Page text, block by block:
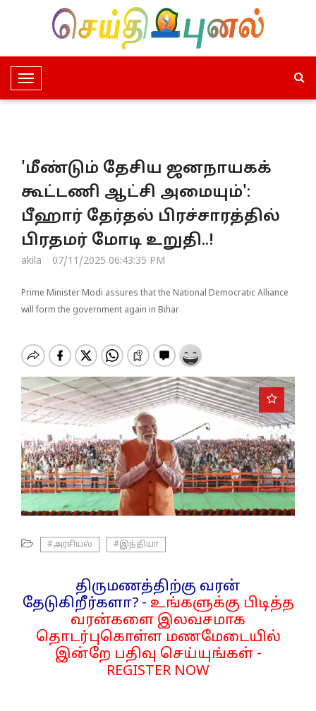
T
o
e
a
v
a
'மீண்டும் தேசிய ஜனநாயகக்
கூட்டணி ஆட்சி அமையும்':
பீஹார் தேர்தல் பிரச்சாரத்தில்
பிரதமர் மோடி உறுதி..!
akila 07/11/2025 06:43:35 PM
Prime Minister Modi assures that the National Democratic Alliance
will form the government again in Bihar
#அரசியல் #இந்தியா
திருமணத்திற்கு வரன்
தேடுகிறீர்களா? - உங்களுக்கு பிடித்த
வரன்களை இலவசமாக
தொடர்புகொள்ள மணமேடையில்
இன்றே பதிவு செய்யுங்கள் -
REGISTER NOW